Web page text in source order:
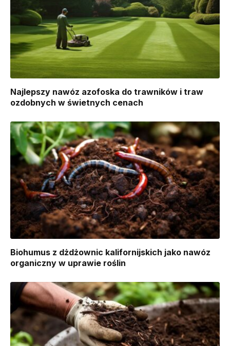
Najlepszy nawóz azofoska do trawników i traw
ozdobnych w świetnych cenach
Biohumus z dżdżownic kalifornijskich jako nawóz
organiczny w uprawie roślin